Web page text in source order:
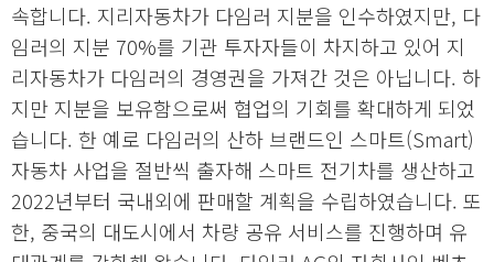
속합니다. 지리자동차가 다임러 지분을 인수하였지만, 다
임러의 지분 70%를 기관 투자자들이 차지하고 있어 지
리자동차가 다임러의 경영권을 가져간 것은 아닙니다. 하
지만 지분을 보유함으로써 협업의 기회를 확대하게 되었
습니다. 한 예로 다임러의 산하 브랜드인 스마트(Smart)
자동차 사업을 절반씩 출자해 스마트 전기차를 생산하고
2022년부터 국내외에 판매할 계획을 수립하였습니다. 또
한, 중국의 대도시에서 차량 공유 서비스를 진행하며 유